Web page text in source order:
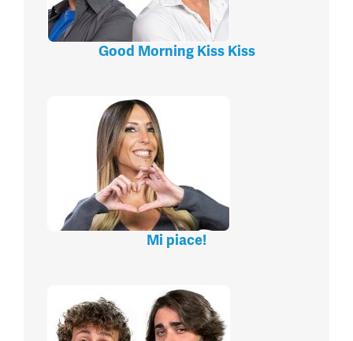
Good Morning Kiss Kiss
Mi piace!